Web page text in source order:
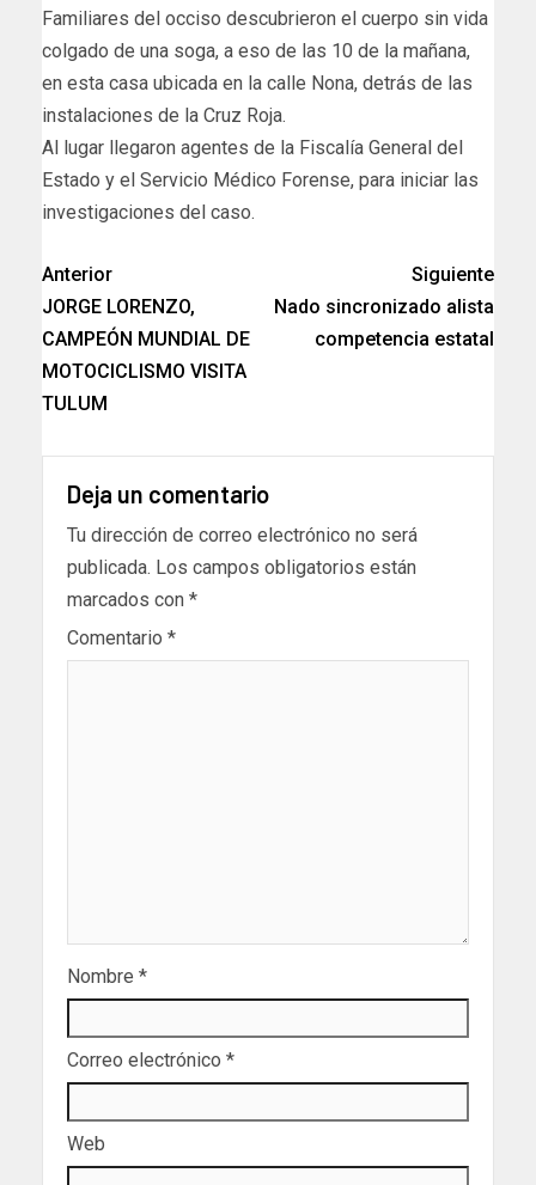
Familiares del occiso descubrieron el cuerpo sin vida
colgado de una soga, a eso de las 10 de la mañana,
en esta casa ubicada en la calle Nona, detrás de las
instalaciones de la Cruz Roja.
Al lugar llegaron agentes de la Fiscalía General del
Estado y el Servicio Médico Forense, para iniciar las
investigaciones del caso.
Anterior
JORGE LORENZO,
CAMPEÓN MUNDIAL DE
MOTOCICLISMO VISITA
TULUM
Siguiente
Nado sincronizado alista
competencia estatal
Deja un comentario
Tu dirección de correo electrónico no será
publicada. Los campos obligatorios están
marcados con *
Comentario *
Nombre *
Correo electrónico *
Web